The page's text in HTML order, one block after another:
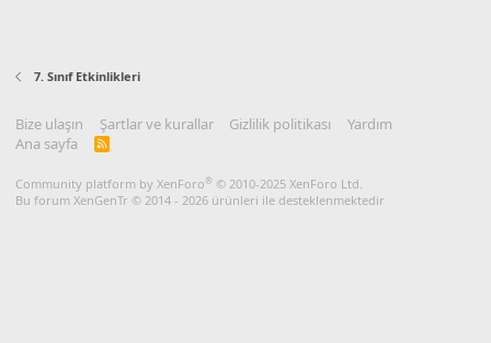
7. Sınıf Etkinlikleri
Bize ulaşın Şartlar ve kurallar Gizlilik politikası
Yardım
Ana sayfa
R
Community platform by XenForo® © 2010-2025 XenForo Ltd.
Bu forum XenGenTr © 2014 - 2026 ürünleri ile desteklenmektedir